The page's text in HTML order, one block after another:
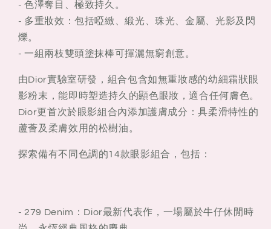
- 色澤奪目、極致持久。
- 多重妝效：包括啞緻、緞光、珠光、金屬、光影及閃
爍。
- 一組兩枝雙頭塗抹棒可揮灑無窮創意。
由Dior實驗室研發，組合包含如無重妝感的幼細霜狀眼
影粉末，能即時塑造持久的顯色眼妝，適合任何膚色。
Dior更首次於眼影組合內添加護膚成分：具柔滑特性的
蘆薈及柔膚效用的松樹油。
探索備有不同色調的14款眼影組合，包括：
- 279 Denim：Dior最新代表作，一場屬於牛仔休閒時